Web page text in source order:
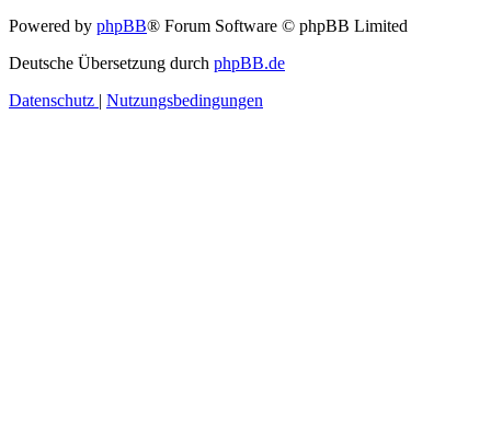
Powered by phpBB® Forum Software © phpBB Limited
Deutsche Übersetzung durch phpBB.de
Datenschutz | Nutzungsbedingungen